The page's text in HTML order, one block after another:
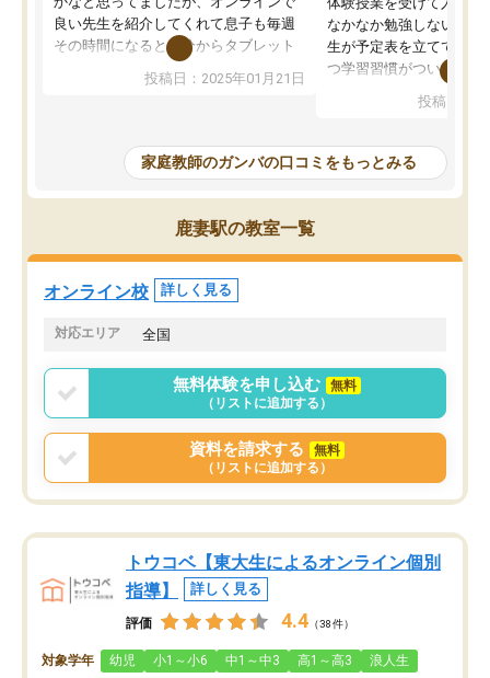
良い先生を紹介してくれて息子も毎週
その時間になると自分からタブレット
を開いてzoomを繋げるようになりまし
た！5科目なんでもOKなのもとても気
めて1年ほどだった今では平均点以上の
科目が増えてきました！あと1年受験ま
であるので無料の週末教室を使用しな
がら頑張って欲しいと思います！
投稿日：2025年01月21日
なかなか勉強しない息子
生が予定表を立ててくれ
つ学習習慣がついてきま
指導が無い日も予定表
問できるのでとても助か
投稿日：
家庭教師のガンバの口コミをもっとみる
鹿妻駅の教室一覧
オンライン校 詳しく見る
対応エリア 全国
無料体験を申し込む
無料
（リストに追加する）
資料を請求する
無料
（リストに追加する）
トウコベ【東大生によるオンライン個別
指導】
詳しく見る
評価 4.4 （38件）
対象学年 幼児 小1～小6 中1～中3 高1～高3 浪人生